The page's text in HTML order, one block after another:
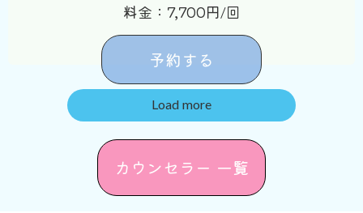
料金：7,700円/回
予約する
Load more
カウンセラー 一覧